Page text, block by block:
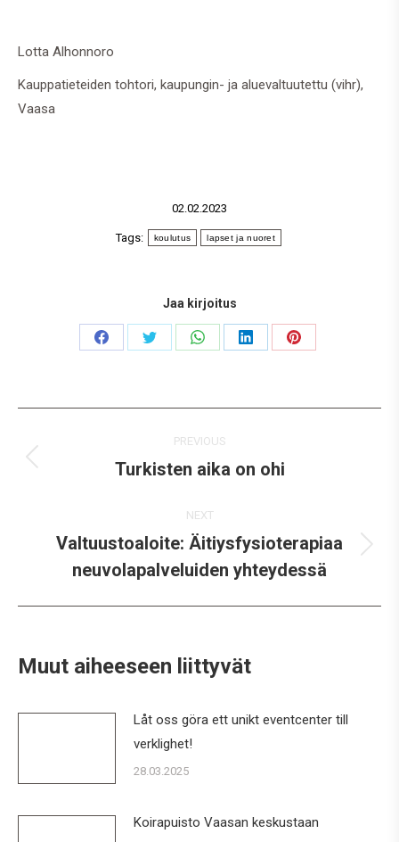
Lotta Alhonnoro
Kauppatieteiden tohtori, kaupungin- ja aluevaltuutettu (vihr),
Vaasa
02.02.2023
Tags: koulutus lapset ja nuoret
Jaa kirjoitus
Share
Share
Share
Share
Share
navigation
PREVIOUS
Previous
Turkisten aika on ohi
NEXT
Next
post:
Valtuustoaloite: Äitiysfysioterapiaa
neuvolapalveluiden yhteydessä
Muut aiheeseen liittyvät
Låt oss göra ett unikt eventcenter till
verklighet!
28.03.2025
Koirapuisto Vaasan keskustaan